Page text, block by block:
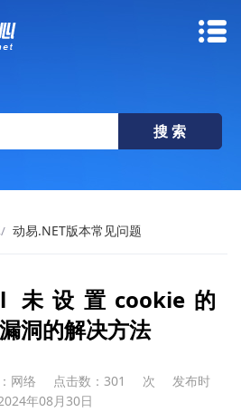
/ 动易.NET版本常见问题
未设置cookie的
洞的解决方法
网络 点击数： 301 次
发布时
年08月30日